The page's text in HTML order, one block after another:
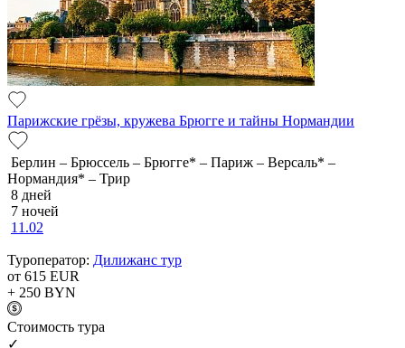
Парижские грёзы, кружева Брюгге и тайны Нормандии
Берлин – Брюссель – Брюгге* – Париж – Версаль* –
Нормандия* – Трир
8 дней
7 ночей
11.02
Туроператор: Дилижанс тур
от 615 EUR
+ 250 BYN
Cтоимость тура
✓